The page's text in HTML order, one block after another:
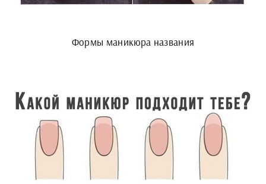
Формы маникюра названия